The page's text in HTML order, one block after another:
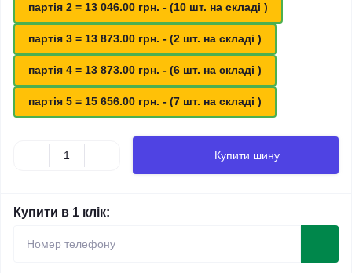
партія 2 = 13 046.00 грн. - (10 шт. на складі )
партія 3 = 13 873.00 грн. - (2 шт. на складі )
партія 4 = 13 873.00 грн. - (6 шт. на складі )
партія 5 = 15 656.00 грн. - (7 шт. на складі )
Купити шину
Купити в 1 клік: